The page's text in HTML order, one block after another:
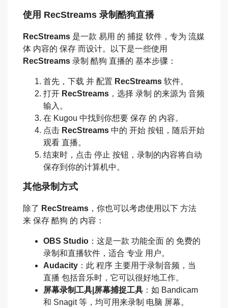
使用 RecStreams 录制酷狗直播
RecStreams 是一款 易用 的 捕捉 软件，专为 流媒
体 内容的 保存 而设计。以下是一些使用
RecStreams 录制 酷狗 直播的 基本步骤：
首先，下载 并 配置 RecStreams 软件。
打开 RecStreams ，选择 录制 的来源为 音频
输入。
在 Kugou 中找到你想要 保存 的 内容。
点击 RecStreams 中的 开始 按钮，随后开始
观看 直播。
结束时，点击 停止 按钮，录制的内容将自动
保存到你的计算机中。
其他录制方式
除了 RecStreams ，你也可以考虑使用以下 方法
来 保存 酷狗 的 内容：
OBS Studio ：这是一款 功能全面 的 免费的
录制和直播软件，适合 专业 用户。
Audacity ：此 程序 主要用于录制音频，当
直播 包括音乐时，它可以很好地工作。
屏幕录制工具|屏幕捕捉工具 ：如 Bandicam
和 Snagit 等，均可用来录制 电脑 屏幕。